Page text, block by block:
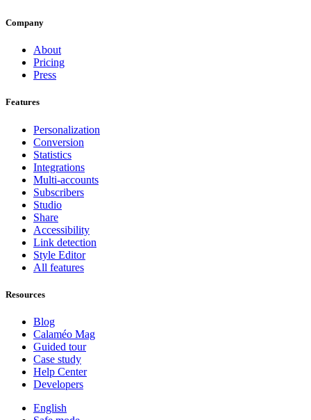
Company
About
Pricing
Press
Features
Personalization
Conversion
Statistics
Integrations
Multi-accounts
Subscribers
Studio
Share
Accessibility
Link detection
Style Editor
All features
Resources
Blog
Calaméo Mag
Guided tour
Case study
Help Center
Developers
English